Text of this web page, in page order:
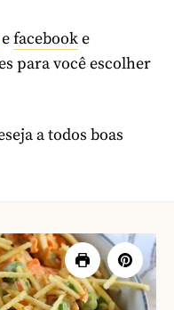
efacebooke
para você escolher
a todos boas